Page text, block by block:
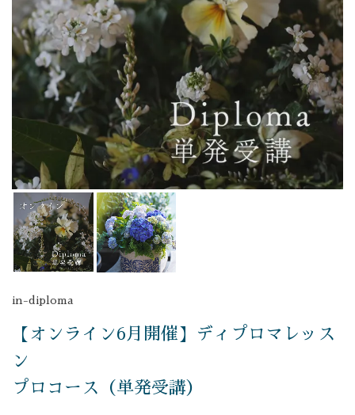
in-diploma
【オンライン6月開催】ディプロマレッス
ン
プロコース（単発受講）